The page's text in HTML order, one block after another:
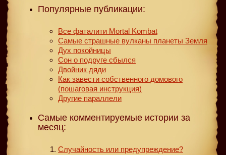
Популярные публикации:
Все фаталити Mortal Kombat
Самые страшные вулканы планеты Земля
Дух покойницы
Сон о подруге сбылся
Двойник дяди
Как завести собственного домового
(пошаговая инструкция)
Другие параллели
Самые комментируемые истории за
месяц:
Случайность или предупреждение?